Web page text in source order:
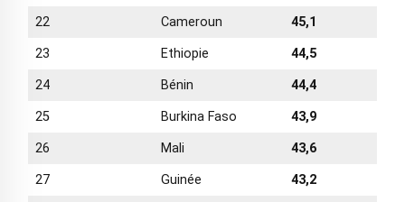
22 Cameroun 45,1
23 Ethiopie 44,5
24 Bénin 44,4
25 Burkina Faso 43,9
26 Mali 43,6
27 Guinée 43,2